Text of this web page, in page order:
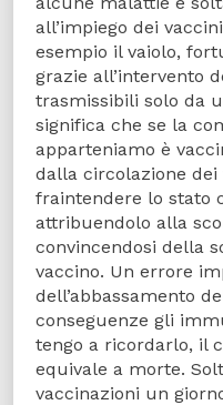
all’impiego dei
esempio il vaiolo,
grazie all’intervento
trasmissibili solo da
significa che se la
apparteniamo è
dalla circolazione
fraintendere lo stato
attribuendolo alla
convincendosi della
vaccino. Un errore
dell’abbassamento
conseguenze gli
tengo a ricordarlo, il
equivale a morte.
vaccinazioni un